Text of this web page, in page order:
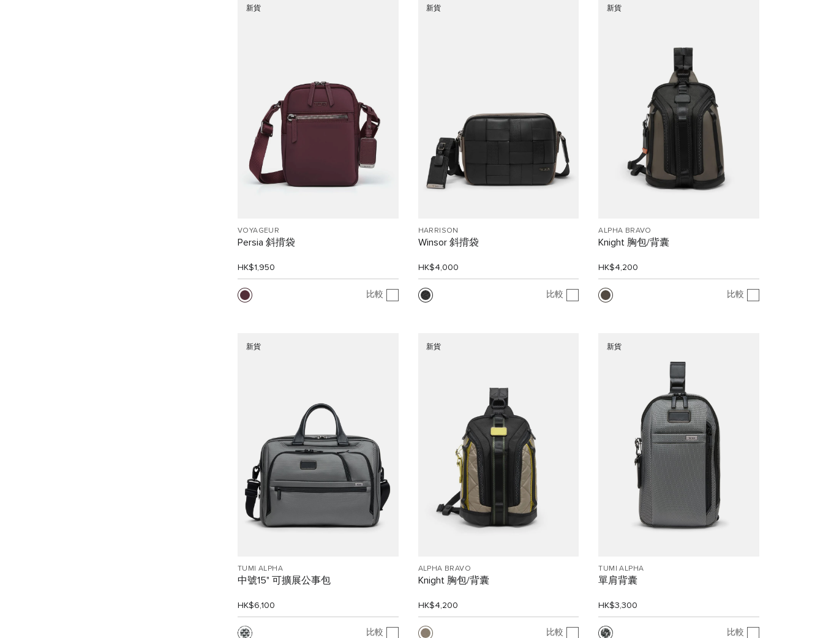
新貨
VOYAGEUR
Persia 斜揹袋
HK$1,950
比較
新貨
HARRISON
Winsor 斜揹袋
HK$4,000
比較
新貨
ALPHA BRAVO
Knight 胸包/背囊
HK$4,200
比較
新貨
TUMI ALPHA
中號15" 可擴展公事包
HK$6,100
比較
新貨
ALPHA BRAVO
Knight 胸包/背囊
HK$4,200
比較
新貨
TUMI ALPHA
單肩背囊
HK$3,300
比較